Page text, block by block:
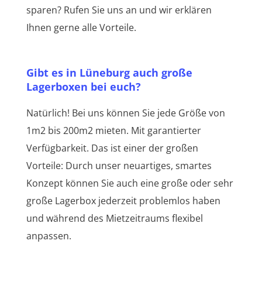
sparen? Rufen Sie uns an und wir erklären
Ihnen gerne alle Vorteile.
Gibt es in Lüneburg auch große
Lagerboxen bei euch?
Natürlich! Bei uns können Sie jede Größe von
1m2 bis 200m2 mieten. Mit garantierter
Verfügbarkeit. Das ist einer der großen
Vorteile: Durch unser neuartiges, smartes
Konzept können Sie auch eine große oder sehr
große Lagerbox jederzeit problemlos haben
und während des Mietzeitraums flexibel
anpassen.